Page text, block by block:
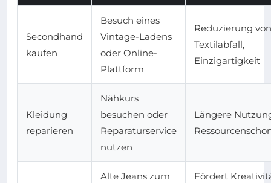
Secondhand
kaufen
Besuch eines
Vintage-Ladens
oder Online-
Plattform
Reduzierung von
Textilabfall,
Einzigartigkeit
Kleidung
reparieren
Nähkurs
besuchen oder
Reparaturservice
nutzen
Längere
Alte Jeans zum
Fördert